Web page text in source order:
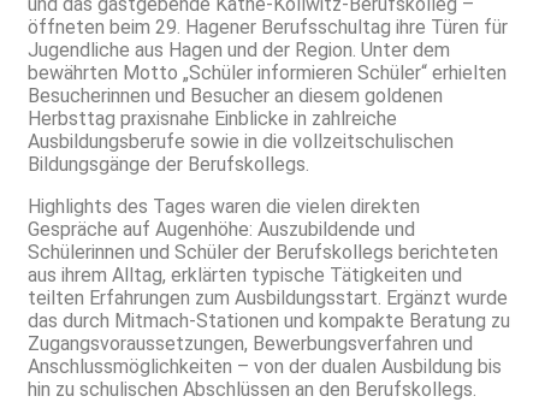
öffneten beim 29. Hagener Berufsschultag ihre Türen für
Jugendliche aus Hagen und der Region. Unter dem
bewährten Motto „Schüler informieren Schüler“ erhielten
Besucherinnen und Besucher an diesem goldenen
Herbsttag praxisnahe Einblicke in zahlreiche
Ausbildungsberufe sowie in die vollzeitschulischen
Bildungsgänge der Berufskollegs.
Highlights des Tages waren die vielen direkten
Gespräche auf Augenhöhe: Auszubildende und
Schülerinnen und Schüler der Berufskollegs berichteten
aus ihrem Alltag, erklärten typische Tätigkeiten und
teilten Erfahrungen zum Ausbildungsstart. Ergänzt wurde
das durch Mitmach-Stationen und kompakte Beratung zu
Zugangsvoraussetzungen, Bewerbungsverfahren und
Anschlussmöglichkeiten – von der dualen Ausbildung bis
hin zu schulischen Abschlüssen an den Berufskollegs.